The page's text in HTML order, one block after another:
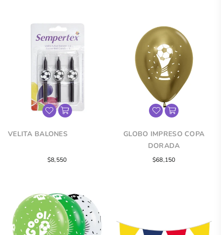
VELITA BALONES
Precio
$8,550
GLOBO IMPRESO COPA
DORADA
$68,150